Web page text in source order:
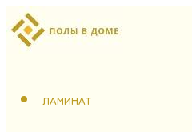
ЛАМИНАТ